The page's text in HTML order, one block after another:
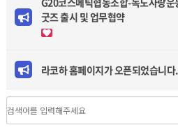
굿즈 출시 및 업무협약
라코하 홈페이지가 오픈되었습니다.